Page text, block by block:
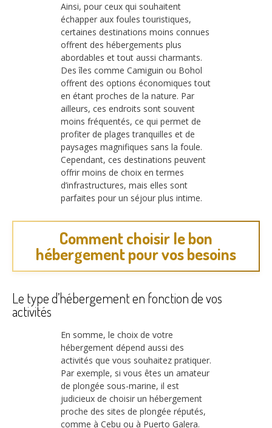
Ainsi, pour ceux qui souhaitent
échapper aux foules touristiques,
certaines destinations moins connues
offrent des hébergements plus
abordables et tout aussi charmants.
Des îles comme Camiguin ou Bohol
offrent des options économiques tout
en étant proches de la nature. Par
ailleurs, ces endroits sont souvent
moins fréquentés, ce qui permet de
profiter de plages tranquilles et de
paysages magnifiques sans la foule.
Cependant, ces destinations peuvent
offrir moins de choix en termes
d’infrastructures, mais elles sont
parfaites pour un séjour plus intime.
Comment choisir le bon
hébergement pour vos besoins
Le type d’hébergement en fonction de vos
activités
En somme, le choix de votre
hébergement dépend aussi des
activités que vous souhaitez pratiquer.
Par exemple, si vous êtes un amateur
de plongée sous-marine, il est
judicieux de choisir un hébergement
proche des sites de plongée réputés,
comme à Cebu ou à Puerto Galera.